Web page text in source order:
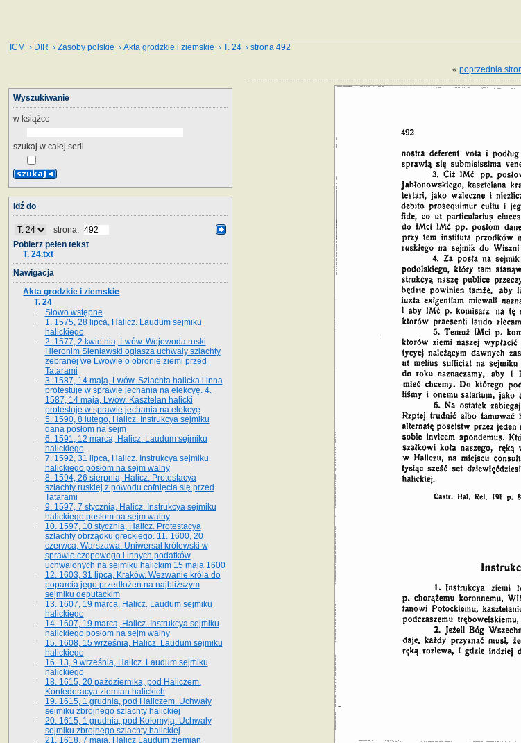
ICM › DIR ›Zasoby polskie ›Akta grodzkie i ziemskie ›T. 24 › strona 492
«poprzednia
Wyszukiwanie
w książce
szukaj w całej serii
Idź do
strona:
Pobierz pełen tekst
T. 24.txt
Nawigacja
Akta grodzkie i ziemskie
T. 24
Słowo wstępne
1. 1575, 28 lipca, Halicz. Laudum sejmiku
halickiego
2. 1577, 2 kwietnia, Lwów. Wojewoda ruski
Hieronim Sieniawski ogłasza uchwały szlachty
zebranej we Lwowie o obronie ziemi przed
Tatarami
3. 1587, 14 maja, Lwów. Szlachta halicka i inna
protestuje w sprawie jechania na elekcyę. 4.
1587, 14 maja, Lwów. Kasztelan halicki
protestuje w sprawie jechania na elekcyę
5. 1590, 8 lutego, Halicz. Instrukcya sejmiku
dana posłom na sejm
6. 1591, 12 marca, Halicz. Laudum sejmiku
halickiego
7. 1592, 31 lipca, Halicz. Instrukcya sejmiku
halickiego posłom na sejm walny
8. 1594, 26 sierpnia, Halicz. Protestacya
szlachty ruskiej z powodu cofnięcia się przed
Tatarami
9. 1597, 7 stycznia, Halicz. Instrukcya sejmiku
halickiego posłom na sejm walny
10. 1597, 10 stycznia, Halicz. Protestacya
szlachty obrządku greckiego. 11. 1600, 20
czerwca, Warszawa. Uniwersał królewski w
sprawie czopowego i innych podatków
uchwalonych na sejmiku halickim 15 maja 1600
12. 1603, 31 lipca, Kraków. Wezwanie króla do
poparcia jego przedłożeń na najbliższym
sejmiku deputackim
13. 1607, 19 marca, Halicz. Laudum sejmiku
halickiego
14. 1607, 19 marca, Halicz. Instrukcya sejmiku
halickiego posłom na sejm walny
15. 1608, 15 września, Halicz. Laudum sejmiku
halickiego
16. 13, 9 września, Halicz. Laudum sejmiku
halickiego
18. 1615, 20 października, pod Haliczem.
Konfederacya ziemian halickich
19. 1615, 1 grudnia, pod Haliczem. Uchwały
sejmiku zbrojnego szlachty halickiej
20. 1615, 1 grudnia, pod Kołomyją. Uchwały
sejmiku zbrojnego szlachty halickiej
21. 1618, 7 maja, Halicz Laudum ziemian